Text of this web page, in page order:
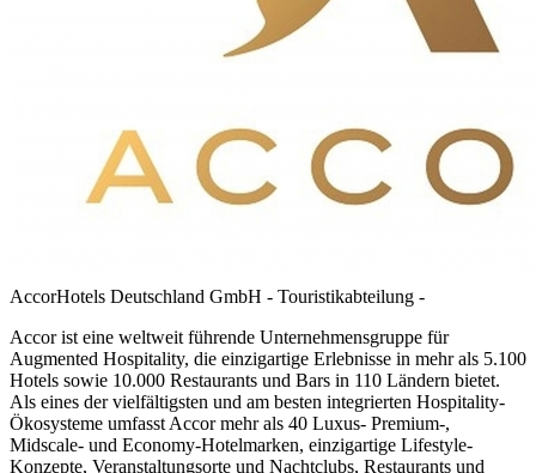
AccorHotels Deutschland GmbH - Touristikabteilung -
Accorist eine weltweit führende Unternehmensgruppe für
Augmented Hospitality, die einzigartige Erlebnisse in mehr als 5.100
Hotels sowie 10.000 Restaurants und Bars in 110 Ländern bietet.
Als eines der vielfältigsten und am besten integrierten Hospitality-
Ökosysteme umfasst Accor mehr als 40 Luxus- Premium-,
Midscale- und Economy-Hotelmarken, einzigartige Lifestyle-
Konzepte, Veranstaltungsorte und Nachtclubs, Restaurants und